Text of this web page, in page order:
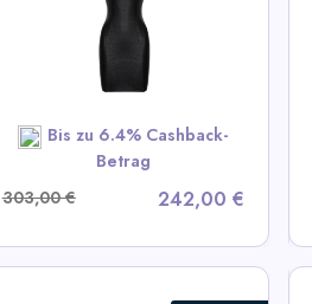
Bis zu 6.4% Cashback-
Betrag
303,00 €
242,00 €
View All LIKA Deals
SHOP NOW